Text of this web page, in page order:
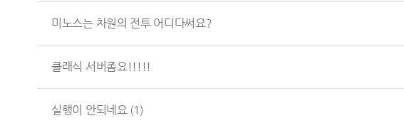
미노스는 차원의 전투 어디다써요?
클래식 서버좀요!!!!!
실행이 안되네요 (1)